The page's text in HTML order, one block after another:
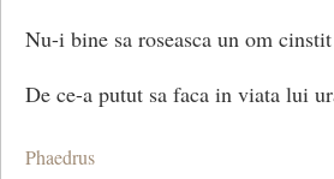
Nu-i bine sa roseasca un om
De ce-a putut sa faca in viata lui
Phaedrus